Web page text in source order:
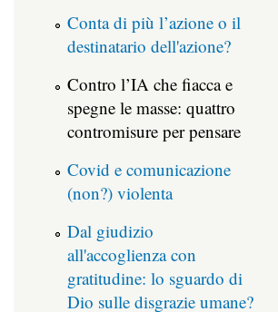
Conta di più l’azione o il
destinatario dell'azione?
Contro l’IA che fiacca e
spegne le masse: quattro
contromisure per pensare
Covid e comunicazione
(non?) violenta
Dal giudizio
all'accoglienza con
gratitudine: lo sguardo di
Dio sulle disgrazie umane?